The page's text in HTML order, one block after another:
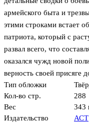
армейского быта и
этими строками встает
патриота, который с
развал всего, что
оказался чужд новой
верность своей присяге
Тип обложки
Кол-во стр.
288
Вес
343
Издательство
АСТ